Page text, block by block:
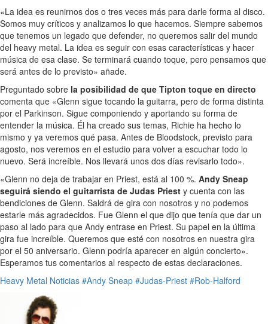
«La idea es reunirnos dos o tres veces más para darle forma al disco.
Somos muy críticos y analizamos lo que hacemos. Siempre sabemos
que tenemos un legado que defender, no queremos salir del mundo
del heavy metal. La idea es seguir con esas características y hacer
música de esa clase. Se terminará cuando toque, pero pensamos que
será antes de lo previsto» añade.
Preguntado sobre la posibilidad de que Tipton toque en directo
comenta que «Glenn sigue tocando la guitarra, pero de forma distinta
por el Parkinson. Sigue componiendo y aportando su forma de
entender la música. Él ha creado sus temas, Richie ha hecho lo
mismo y ya veremos qué pasa. Antes de Bloodstock, previsto para
agosto, nos veremos en el estudio para volver a escuchar todo lo
nuevo. Será increíble. Nos llevará unos dos días revisarlo todo».
«Glenn no deja de trabajar en Priest, está al 100 %. Andy Sneap
seguirá siendo el guitarrista de Judas Priest y cuenta con las
bendiciones de Glenn. Saldrá de gira con nosotros y no podemos
estarle más agradecidos. Fue Glenn el que dijo que tenía que dar un
paso al lado para que Andy entrase en Priest. Su papel en la última
gira fue increíble. Queremos que esté con nosotros en nuestra gira
por el 50 aniversario. Glenn podría aparecer en algún concierto».
Esperamos tus comentarios al respecto de estas declaraciones.
Heavy Metal Noticias #Andy Sneap #Judas-Priest #Rob-Halford